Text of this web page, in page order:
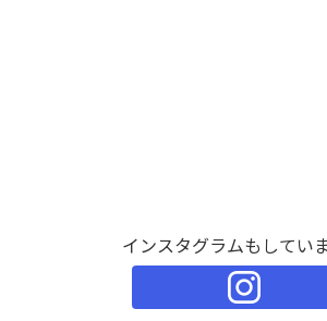
インスタグラムもしてい